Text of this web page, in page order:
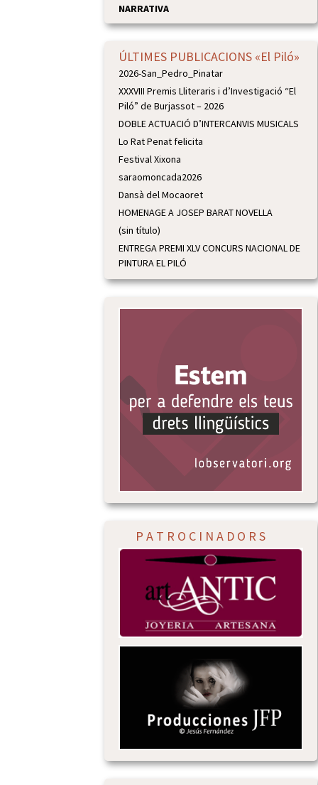
NARRATIVA
ÚLTIMES PUBLICACIONS «El Piló»
2026-San_Pedro_Pinatar
XXXVIII Premis Lliteraris i d’Investigació “El
Piló” de Burjassot – 2026
DOBLE ACTUACIÓ D’INTERCANVIS MUSICALS
Lo Rat Penat felicita
Festival Xixona
saraomoncada2026
Dansà del Mocaoret
HOMENAGE A JOSEP BARAT NOVELLA
(sin título)
ENTREGA PREMI XLV CONCURS NACIONAL DE
PINTURA EL PILÓ
P A T R O C I N A D O R S